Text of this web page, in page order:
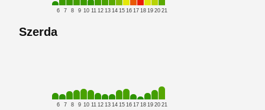
6 7 8 9 10 11 12 13 14 15 16 17 18 19 20 21
Szerda
6 7 8 9 10 11 12 13 14 15 16 17 18 19 20 21